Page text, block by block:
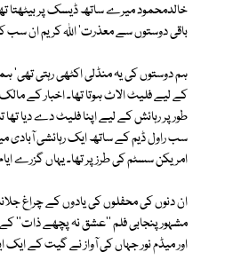
خالدمحمود میرے ساتھ ڈیسک پر بیٹھتا
باقی دوستوں سے معذرت' اﷲ کریم ان سب
ہم دوستوں کی یہ منڈلی اکٹھی رہتی تھی'
کے لیے فلیٹ الاٹ ہوتا تھا۔ اخبار کے
طور پر رہائش کے لیے اپنا فلیٹ دے دیا
سب راول ڈیم کے ساتھ ایک رہائشی آبادی
امریکن سسٹم کی طرز پر تھا۔ یہاں گزرے
ان دنوں کی محفلوں کی یادوں کے چراغ
مشہور پنجابی فلم ''عشق نہ پچھے ذات''
اور میڈم نور جہاں کی آواز نے گیت کے